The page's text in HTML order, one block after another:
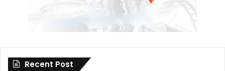
Recent Post